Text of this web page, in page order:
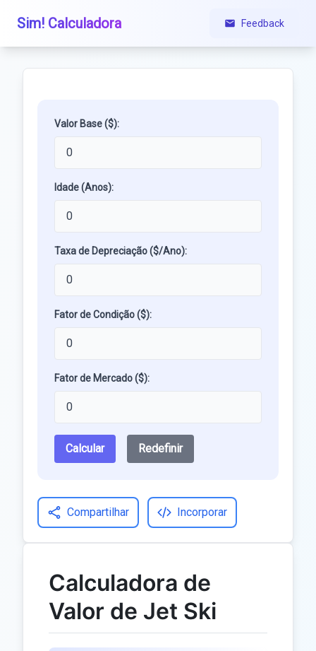
Sim! Calculadora Feedback
Valor Base ($):
Idade (Anos):
Taxa de Depreciação ($/Ano):
Fator de Condição ($):
Fator de Mercado ($):
Calcular Redefinir
Compartilhar Incorporar
Calculadora de
Valor de Jet Ski